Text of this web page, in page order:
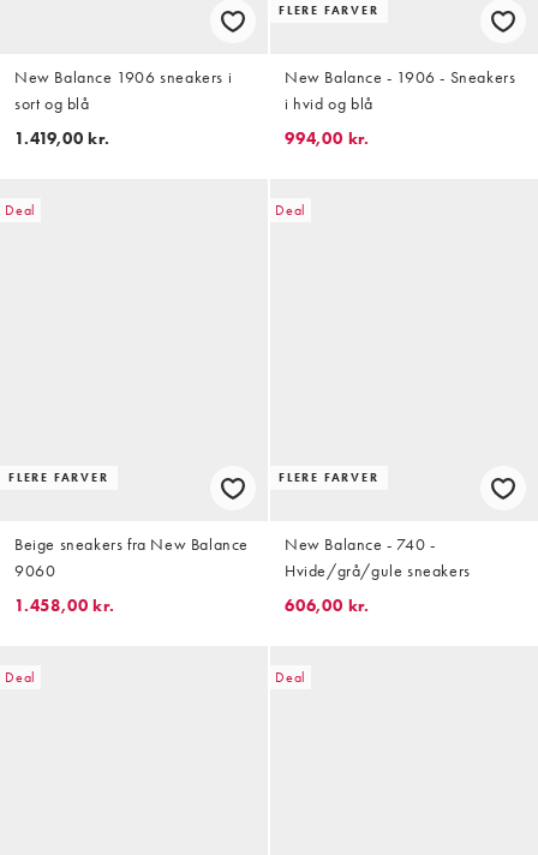
New Balance 1906 sneakers i
sort og blå
1.419,00 kr.
FLERE FARVER
New Balance - 1906 - Sneakers
i hvid og blå
994,00 kr.
Deal
FLERE FARVER
Beige sneakers fra New Balance
9060
1.458,00 kr.
Deal
FLERE FARVER
New Balance - 740 -
Hvide/grå/gule sneakers
606,00 kr.
Deal Deal